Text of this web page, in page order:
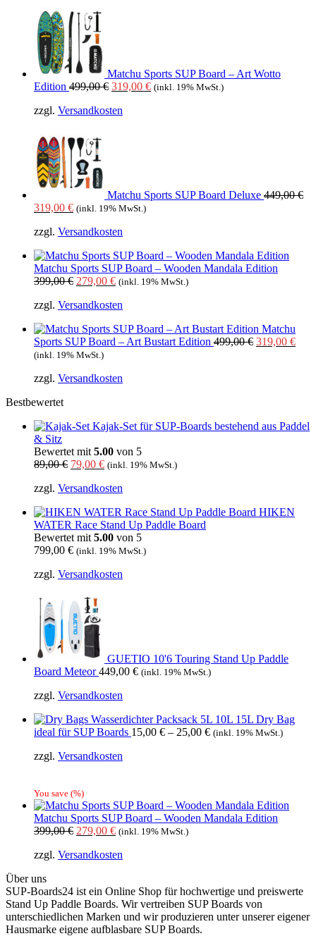
Matchu Sports SUP Board – Art Wotto
Edition 499,00€ Ursprünglicher
war:
319,00 €Aktueller
(inkl. 19% MwSt.)
zzgl. Versandkosten
Matchu Sports SUP Board Deluxe 449,00€
Ursprünglicher
war:
319,00 €Aktueller
ist:
(inkl. 19% MwSt.)
zzgl. Versandkosten
Matchu Sports SUP Board – Wooden Mandala Edition
399,00€ Ursprünglicher
war:
279,00 €Aktueller
ist:
(inkl. 19% MwSt.)
zzgl. Versandkosten
Matchu
Sports SUP Board – Art Bustart Edition 499,00€ 319,00 €
(inkl. 19% MwSt.)
zzgl. Versandkosten
Bestbewertet
Kajak-Set für SUP-Boards bestehend aus Paddel
& Sitz
Bewertet mit 5.00 von 5
89,00€ Ursprünglicher
war:
79,00 €Aktueller
ist:
(inkl. 19% MwSt.)
zzgl. Versandkosten
HIKEN
WATER Race Stand Up Paddle Board
Bewertet mit 5.00 von 5
799,00 € (inkl. 19% MwSt.)
zzgl. Versandkosten
GUETIO 10'6 Touring Stand Up Paddle
Board Meteor 449,00 € (inkl. 19% MwSt.)
zzgl. Versandkosten
Wasserdichter Packsack 5L 10L 15L Dry Bag
ideal für SUP Boards 15,00 € – 25,00 € (inkl. 19% MwSt.)
zzgl. Versandkosten
You save (%)
Matchu Sports SUP Board – Wooden Mandala Edition
399,00€ Ursprünglicher
war:
279,00 €Aktueller
ist:
(inkl. 19% MwSt.)
zzgl. Versandkosten
Über uns
SUP-Boards24 ist ein Online Shop für hochwertige und preiswerte
Stand Up Paddle Boards. Wir vertreiben SUP Boards von
unterschiedlichen Marken und wir produzieren unter unserer eigener
Hausmarke eigene aufblasbare SUP Boards.